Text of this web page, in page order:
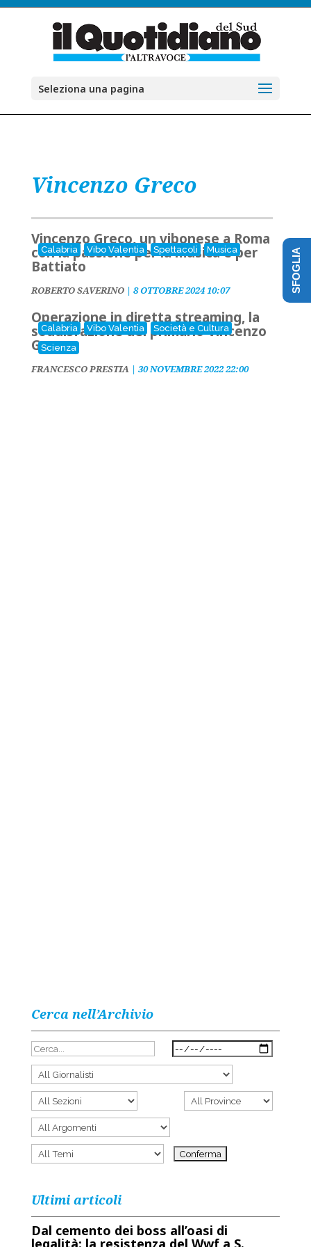
Seleziona una pagina
Vincenzo Greco
Calabria Vibo Valentia Spettacoli Musica
Vincenzo Greco, un vibonese a Roma
con la passione per la musica e per
Battiato
ROBERTO SAVERINO| 8 OTTOBRE 2024 10:07
Calabria Vibo Valentia
Società e Cultura
Scienza
Operazione in diretta streaming, la
soddisfazione del primario Vincenzo
Greco
FRANCESCO PRESTIA| 30 NOVEMBRE 2022 22:00
Cerca nell’Archivio
Ultimi articoli
Dal cemento dei boss all’oasi di
legalità: la resistenza del Wwf a S.
SFOGLIA